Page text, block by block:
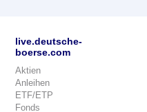
live.deutsche-
boerse.com
Aktien
Anleihen
ETF/ETP
Fonds